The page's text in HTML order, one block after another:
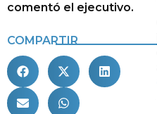
comentó el ejecutivo.
COMPARTIR